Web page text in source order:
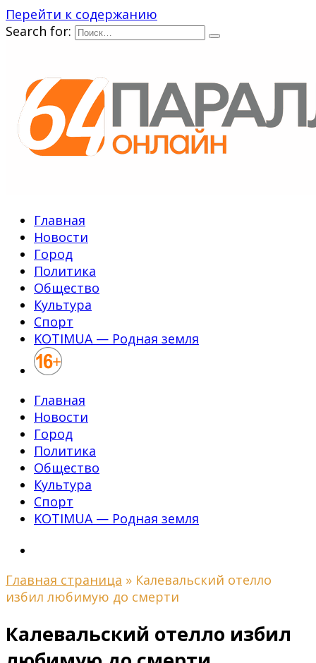
Перейти к содержанию
Search for:
Главная
Новости
Город
Политика
Общество
Культура
Спорт
KOTIMUA — Родная земля
Главная
Новости
Город
Политика
Общество
Культура
Спорт
KOTIMUA — Родная земля
Главная страница » Калевальский отелло
избил любимую до смерти
Калевальский отелло избил